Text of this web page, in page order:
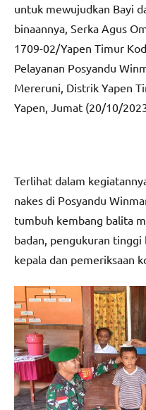
untuk mewujudkan Bayi
binaannya, Serka Agus
1709-02/Yapen Timur
Pelayanan Posyandu
Mereruni, Distrik Yapen
Yapen, Jumat (20/10/
Terlihat dalam
nakes di Posyandu
tumbuh kembang balita
badan, pengukuran
kepala dan pemeriksaan